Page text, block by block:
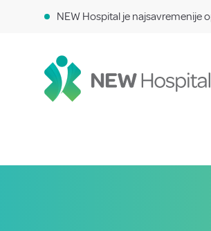
NEW Hospital je najsavremenije